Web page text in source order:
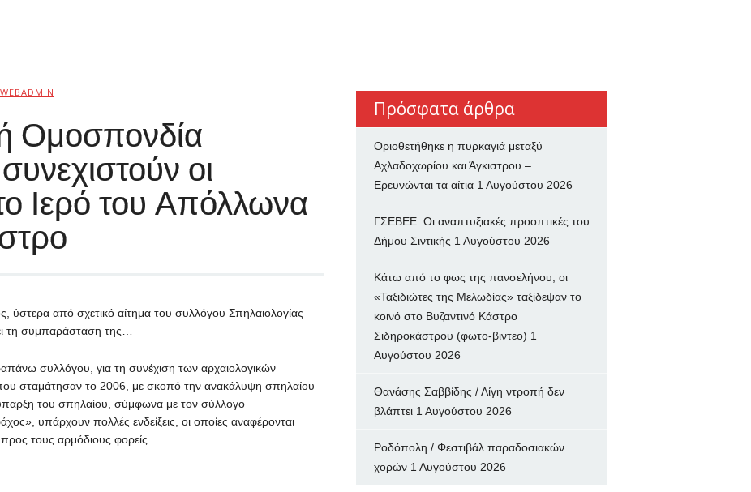
WEBADMIN
Ομοσπονδία
οι
Ιερό του Απόλλωνα
ύστερα από σχετικό αίτημα του συλλόγου Σπηλαιολογίας
τη συμπαράσταση της…
συλλόγου, για τη συνέχιση των αρχαιολογικών
σταμάτησαν το 2006, με σκοπό την ανακάλυψη σπηλαίου
του σπηλαίου, σύμφωνα με τον σύλλογο
υπάρχουν πολλές ενδείξεις, οι οποίες αναφέρονται
προς τους αρμόδιους φορείς.
Πρόσφατα άρθρα
Οριοθετήθηκε η πυρκαγιά μεταξύ
Αχλαδοχωρίου και Άγκιστρου –
Ερευνώνται τα αίτια 1 Αυγούστου 2026
ΓΣΕΒΕΕ: Οι αναπτυξιακές προοπτικές του
Δήμου Σιντικής 1 Αυγούστου 2026
Κάτω από το φως της πανσελήνου, οι
«Ταξιδιώτες της Μελωδίας» ταξίδεψαν το
κοινό στο Βυζαντινό Κάστρο
Σιδηροκάστρου (φωτο-βιντεο) 1
Αυγούστου 2026
Θανάσης Σαββίδης / Λίγη ντροπή δεν
βλάπτει 1 Αυγούστου 2026
Ροδόπολη / Φεστιβάλ παραδοσιακών
χορών 1 Αυγούστου 2026